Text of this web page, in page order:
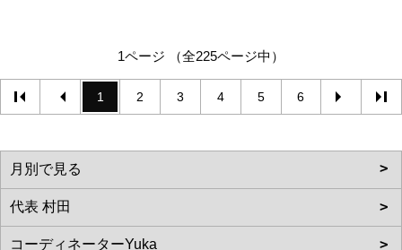
1ページ （全225ページ中）
1 2 3 4 5 6